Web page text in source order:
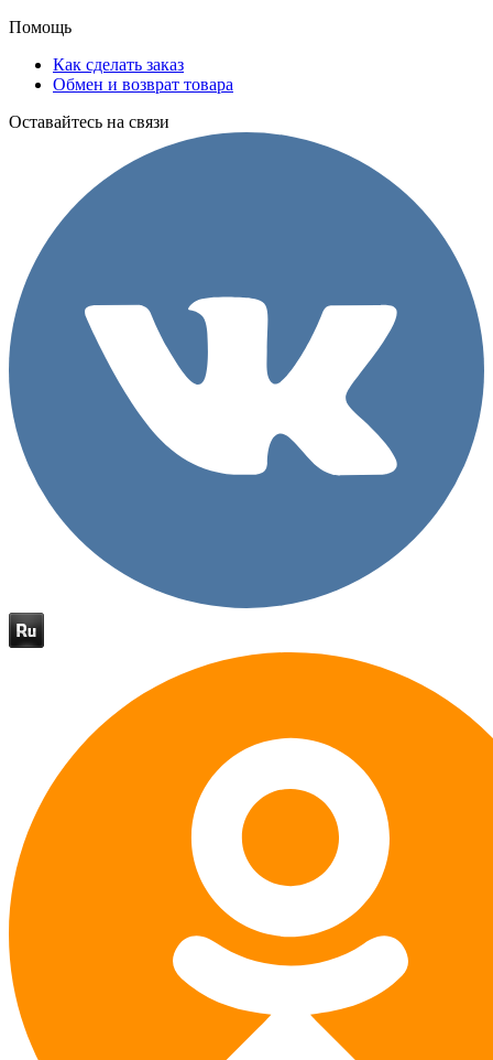
Помощь
Как сделать заказ
Обмен и возврат товара
Оставайтесь на связи